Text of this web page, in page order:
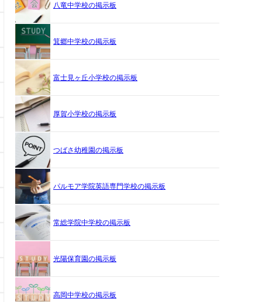
八竜中学校の掲示板
箕郷中学校の掲示板
富士見ヶ丘小学校の掲示板
厚賀小学校の掲示板
つばさ幼稚園の掲示板
パルモア学院英語専門学校の掲示板
常総学院中学校の掲示板
光陽保育園の掲示板
高岡中学校の掲示板